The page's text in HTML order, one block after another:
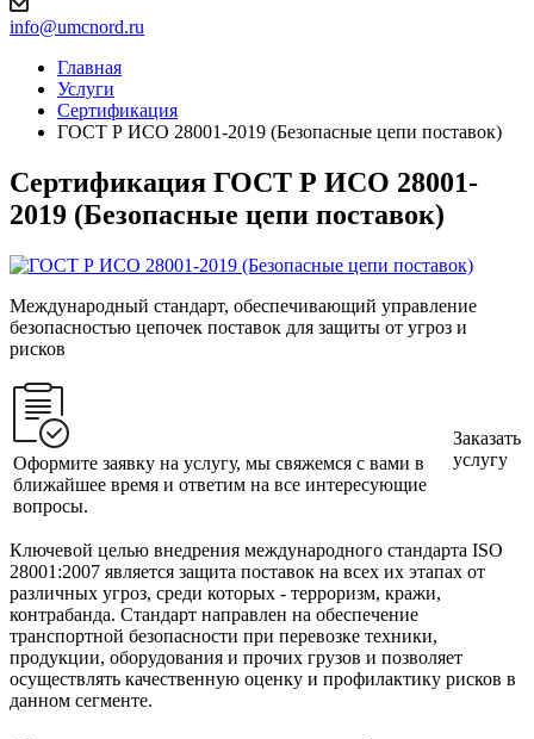
info@umcnord.ru
Главная
Услуги
Сертификация
ГОСТ Р ИСО 28001-2019 (Безопасные цепи поставок)
Сертификация ГОСТ Р ИСО 28001-
2019 (Безопасные цепи поставок)
Международный стандарт, обеспечивающий управление
безопасностью цепочек поставок для защиты от угроз и
рисков
Оформите заявку на услугу, мы свяжемся с вами в
ближайшее время и ответим на все интересующие
вопросы.
Заказать
услугу
Ключевой целью внедрения международного стандарта ISO
28001:2007 является защита поставок на всех их этапах от
различных угроз, среди которых - терроризм, кражи,
контрабанда. Стандарт направлен на обеспечение
транспортной безопасности при перевозке техники,
продукции, оборудования и прочих грузов и позволяет
осуществлять качественную оценку и профилактику рисков в
данном сегменте.